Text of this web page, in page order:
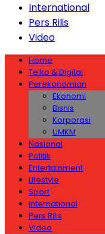
International
Pers Rilis
Video
Home
Telko & Digital
Perekonomian
Ekonomi
Bisnis
Korporasi
UMKM
Nasional
Politik
Entertainment
Lifestyle
Sport
International
Pers Rilis
Video